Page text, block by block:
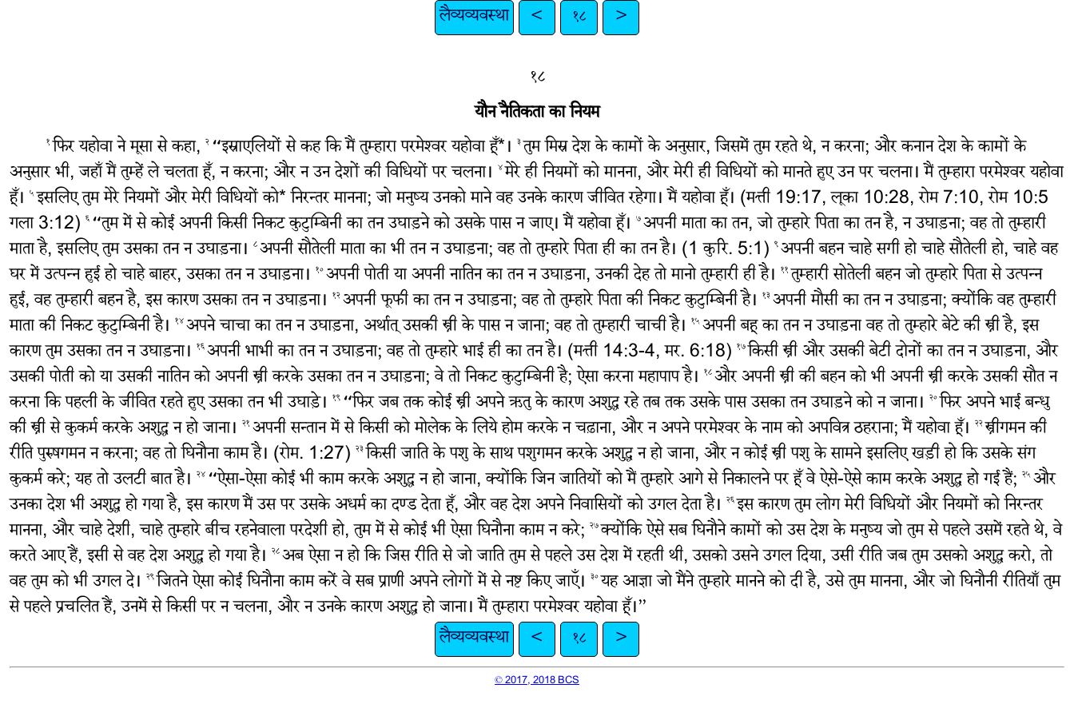
लैव्यव्यवस्था < १८ >
१८
यौन नैतिकता का नियम
१फिर यहोवा ने मूसा से कहा, २“इस्राएलियों से कह कि मैं तुम्हारा परमेश्‍वर यहोवा हूँ*। ३तुम मिस्र देश के कामों के अनुसार, जिसमें तुम रहते थे, न करना; और कनान देश के कामों के
अनुसार भी, जहाँ मैं तुम्हें ले चलता हूँ, न करना; और न उन देशों की विधियों पर चलना। ४मेरे ही नियमों को मानना, और मेरी ही विधियों को मानते हुए उन पर चलना। मैं तुम्हारा परमेश्‍वर यहोवा
हूँ। ५इसलिए तुम मेरे नियमों और मेरी विधियों को* निरन्तर मानना; जो मनुष्य उनको माने वह उनके कारण जीवित रहेगा। मैं यहोवा हूँ। (मत्ती 19:17, लूका 10:28, रोम 7:10, रोम 10:5
गला 3:12) ६“तुम में से कोई अपनी किसी निकट कुटुम्बिनी का तन उघाड़ने को उसके पास न जाए। मैं यहोवा हूँ। ७अपनी माता का तन, जो तुम्हारे पिता का तन है, न उघाड़ना; वह तो तुम्हारी
माता है, इसलिए तुम उसका तन न उघाड़ना। ८अपनी सौतेली माता का भी तन न उघाड़ना; वह तो तुम्हारे पिता ही का तन है। (1 कुरि. 5:1) ९अपनी बहन चाहे सगी हो चाहे सौतेली हो, चाहे वह
घर में उत्‍पन्‍न हुई हो चाहे बाहर, उसका तन न उघाड़ना। १०अपनी पोती या अपनी नातिन का तन न उघाड़ना, उनकी देह तो मानो तुम्हारी ही है। ११तुम्हारी सोतेली बहन जो तुम्हारे पिता से उत्‍पन्‍न
हुई, वह तुम्हारी बहन है, इस कारण उसका तन न उघाड़ना। १२अपनी फूफी का तन न उघाड़ना; वह तो तुम्हारे पिता की निकट कुटुम्बिनी है। १३अपनी मौसी का तन न उघाड़ना; क्योंकि वह तुम्हारी
माता की निकट कुटुम्बिनी है। १४अपने चाचा का तन न उघाड़ना, अर्थात् उसकी स्त्री के पास न जाना; वह तो तुम्हारी चाची है। १५अपनी बहू का तन न उघाड़ना वह तो तुम्हारे बेटे की स्त्री है, इस
कारण तुम उसका तन न उघाड़ना। १६अपनी भाभी का तन न उघाड़ना; वह तो तुम्हारे भाई ही का तन है। (मत्ती 14:3-4, मर. 6:18) १७किसी स्त्री और उसकी बेटी दोनों का तन न उघाड़ना, और
उसकी पोती को या उसकी नातिन को अपनी स्त्री करके उसका तन न उघाड़ना; वे तो निकट कुटुम्बिनी है; ऐसा करना महापाप है। १८और अपनी स्त्री की बहन को भी अपनी स्त्री करके उसकी सौत न
करना कि पहली के जीवित रहते हुए उसका तन भी उघाड़े। १९“फिर जब तक कोई स्त्री अपने ऋतु के कारण अशुद्ध रहे तब तक उसके पास उसका तन उघाड़ने को न जाना। २०फिर अपने भाई बन्धु
की स्त्री से कुकर्म करके अशुद्ध न हो जाना। २१अपनी सन्तान में से किसी को मोलेक के लिये होम करके न चढ़ाना, और न अपने परमेश्‍वर के नाम को अपवित्र ठहराना; मैं यहोवा हूँ। २२स्त्रीगमन की
रीति पुरुषगमन न करना; वह तो घिनौना काम है। (रोम. 1:27) २३किसी जाति के पशु के साथ पशुगमन करके अशुद्ध न हो जाना, और न कोई स्त्री पशु के सामने इसलिए खड़ी हो कि उसके संग
कुकर्म करे; यह तो उलटी बात है। २४“ऐसा-ऐसा कोई भी काम करके अशुद्ध न हो जाना, क्योंकि जिन जातियों को मैं तुम्हारे आगे से निकालने पर हूँ वे ऐसे-ऐसे काम करके अशुद्ध हो गई हैं; २५और
उनका देश भी अशुद्ध हो गया है, इस कारण मैं उस पर उसके अधर्म का दण्ड देता हूँ, और वह देश अपने निवासियों को उगल देता है। २६इस कारण तुम लोग मेरी विधियों और नियमों को निरन्तर
मानना, और चाहे देशी, चाहे तुम्हारे बीच रहनेवाला परदेशी हो, तुम में से कोई भी ऐसा घिनौना काम न करे; २७क्योंकि ऐसे सब घिनौने कामों को उस देश के मनुष्य जो तुम से पहले उसमें रहते थे, वे
करते आए हैं, इसी से वह देश अशुद्ध हो गया है। २८अब ऐसा न हो कि जिस रीति से जो जाति तुम से पहले उस देश में रहती थी, उसको उसने उगल दिया, उसी रीति जब तुम उसको अशुद्ध करो, तो
वह तुम को भी उगल दे। २९जितने ऐसा कोई घिनौना काम करें वे सब प्राणी अपने लोगों में से नष्ट किए जाएँ। ३०यह आज्ञा जो मैंने तुम्हारे मानने को दी है, उसे तुम मानना, और जो घिनौनी रीतियाँ तुम
से पहले प्रचलित हैं, उनमें से किसी पर न चलना, और न उनके कारण अशुद्ध हो जाना। मैं तुम्हारा परमेश्‍वर यहोवा हूँ।”
लैव्यव्यवस्था
< १८ >
© 2017, 2018 BCS